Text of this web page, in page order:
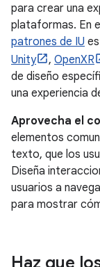
para crear una
plataformas. En
patrones de IU
Unity
, OpenXR
de diseño
una experiencia
Aprovecha el
elementos
texto, que los
Diseña
usuarios a
para mostrar
Haz que